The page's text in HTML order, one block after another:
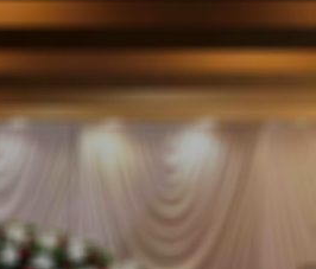
市民葬儀・区民葬儀